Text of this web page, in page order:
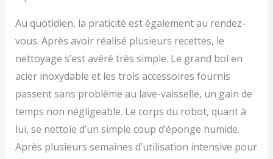
Au quotidien, la praticité est également au rendez-
vous. Après avoir réalisé plusieurs recettes, le
nettoyage s’est avéré très simple. Le grand bol en
acier inoxydable et les trois accessoires fournis
passent sans problème au lave-vaisselle, un gain de
temps non négligeable. Le corps du robot, quant à
lui, se nettoie d’un simple coup d’éponge humide.
Après plusieurs semaines d’utilisation intensive pour